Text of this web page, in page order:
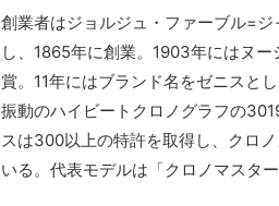
創業者はジョルジュ・ファーブル=
し、1865年に創業。1903年にはヌ
賞。11年にはブランド名をゼニスと
振動のハイビートクロノグラフの
スは300以上の特許を取得し、クロ
いる。代表モデルは「クロノマスタ